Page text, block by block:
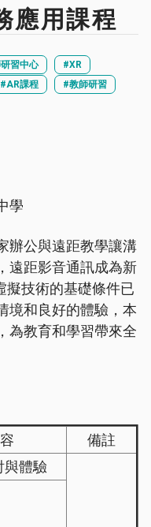
應用課程
習中心
#XR
#AR課程
#教師研習
學
辦公與遠距教學讓溝
遠距影音通訊成為新
擬技術的基礎條件已
境和良好的體驗，本
為教育和學習帶來全
備註
與體驗